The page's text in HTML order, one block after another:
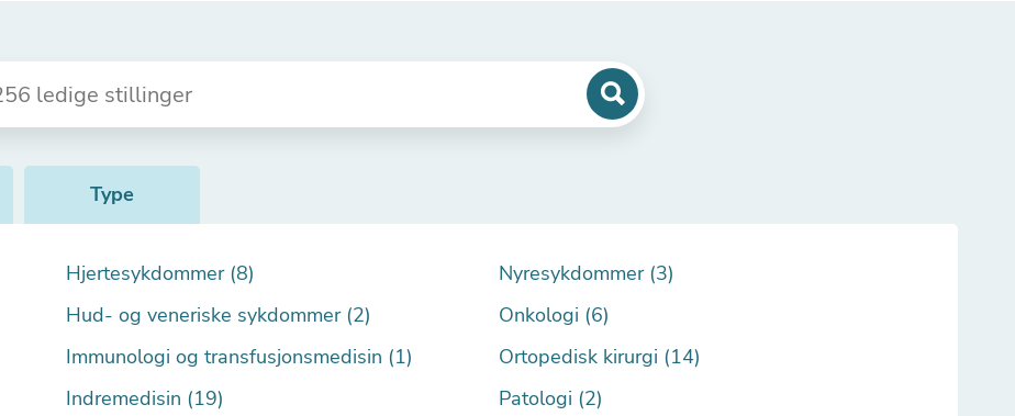
Type
Hjertesykdommer (8)
Hud- og veneriske sykdommer (2)
Immunologi og transfusjonsmedisin (1)
Indremedisin (19)
Nyresykdommer (3)
Onkologi (6)
Ortopedisk kirurgi (14)
Patologi (2)